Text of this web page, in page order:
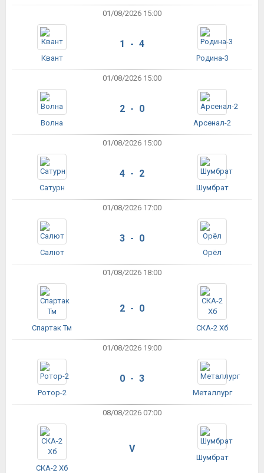
01/08/2026 15:00
Квант
1 - 4
Родина-3
01/08/2026 15:00
Волна
2 - 0
Арсенал-2
01/08/2026 15:00
Сатурн
4 - 2
Шумбрат
01/08/2026 17:00
Салют
3 - 0
Орёл
01/08/2026 18:00
Спартак Тм
2 - 0
СКА-2 Хб
01/08/2026 19:00
Ротор-2
0 - 3
Металлург
08/08/2026 07:00
СКА-2 Хб
V
Шумбрат